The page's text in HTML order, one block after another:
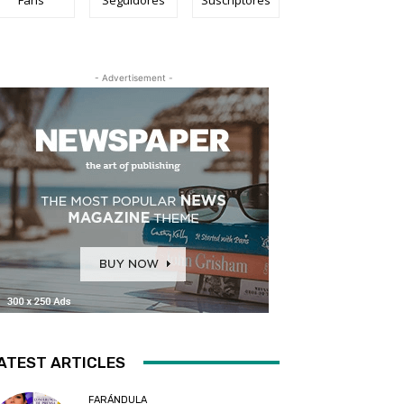
- Advertisement -
ARTICLES
FARÁNDULA